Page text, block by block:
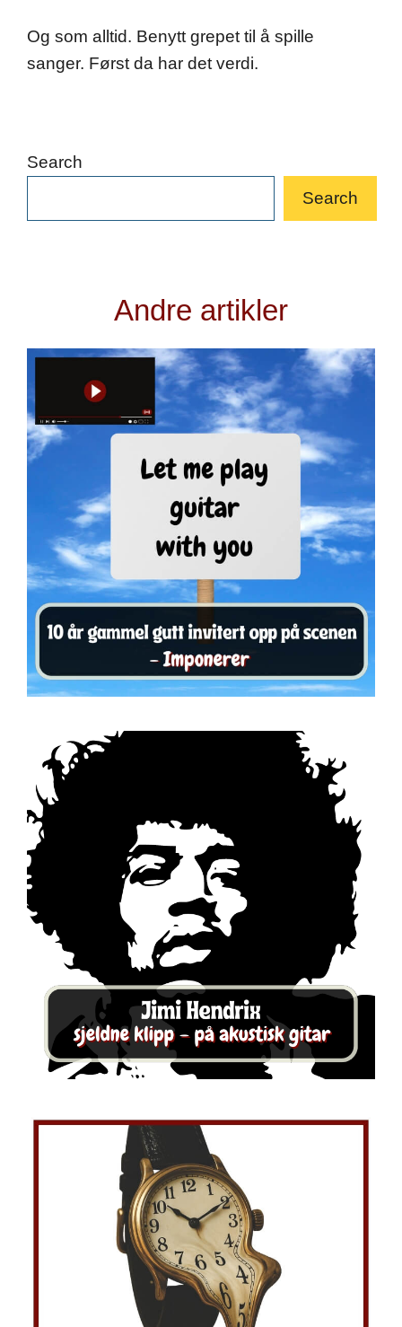
Og som alltid. Benytt grepet til å spille
sanger. Først da har det verdi.
Search
Search
Andre artikler